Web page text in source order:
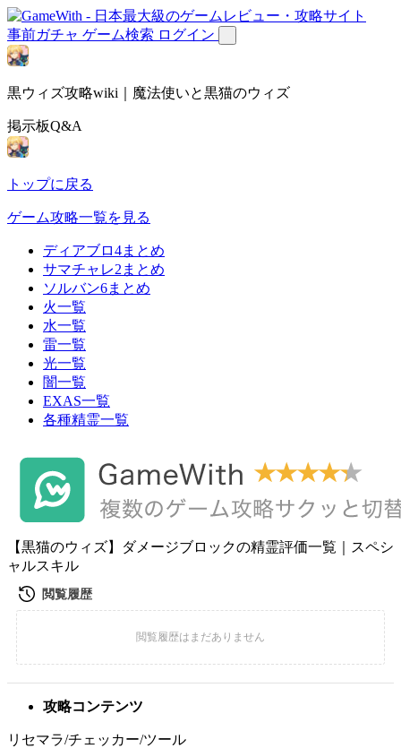
事前ガチャ ゲーム検索 ログイン
黒ウィズ攻略wiki｜魔法使いと黒猫のウィズ
掲示板Q&A
トップに戻る
ゲーム攻略一覧を見る
ディアブロ4まとめ
サマチャレ2まとめ
ソルバン6まとめ
火一覧
水一覧
雷一覧
光一覧
闇一覧
EXAS一覧
各種精霊一覧
【黒猫のウィズ】ダメージブロックの精霊評価一覧｜スペシ
ャルスキル
攻略コンテンツ
リセマラ/チェッカー/ツール